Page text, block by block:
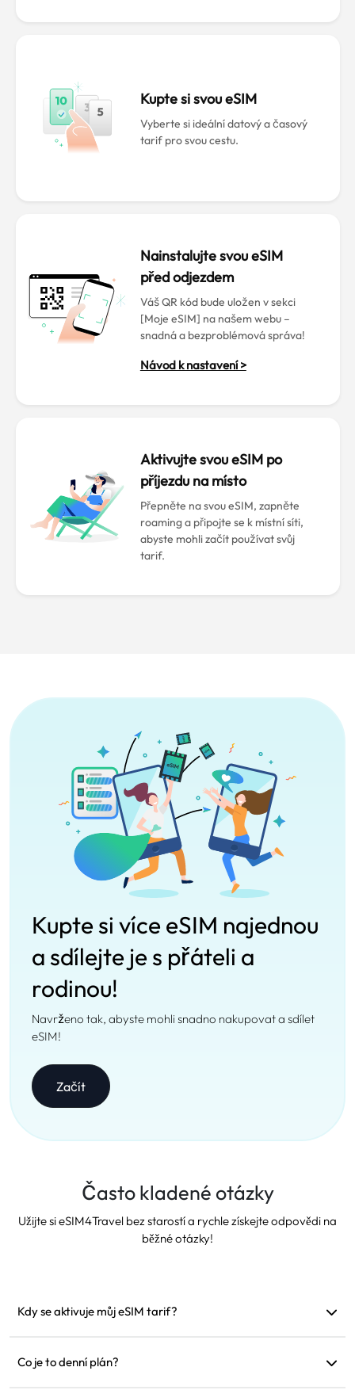
Kupte si svou eSIM
Vyberte si ideální datový a časový
tarif pro svou cestu.
Nainstalujte svou eSIM
před odjezdem
Váš QR kód bude uložen v sekci
[Moje eSIM] na našem webu –
snadná a bezproblémová správa!
Návod k nastavení >
Aktivujte svou eSIM po
příjezdu na místo
Přepněte na svou eSIM, zapněte
roaming a připojte se k místní síti,
abyste mohli začít používat svůj
tarif.
Kupte si více eSIM najednou
a sdílejte je s přáteli a
rodinou!
Navrženo tak, abyste mohli snadno nakupovat a sdílet
eSIM!
Začít
Často kladené otázky
Užijte si eSIM4Travel bez starostí a rychle získejte odpovědi na
běžné otázky!
Kdy se aktivuje můj eSIM tarif?
Doporučujeme jej nainstalovat před odjezdem.
Co je to denní plán?